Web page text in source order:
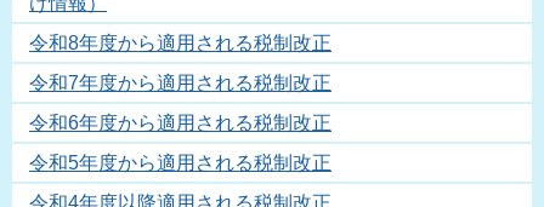
令和8年度から適用される税制改正
令和7年度から適用される税制改正
令和6年度から適用される税制改正
令和5年度から適用される税制改正
令和4年度以降適用される税制改正